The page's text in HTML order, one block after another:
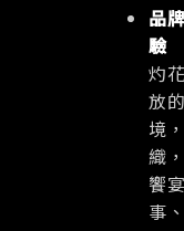
品
驗
灼
放
境
織
饗
事